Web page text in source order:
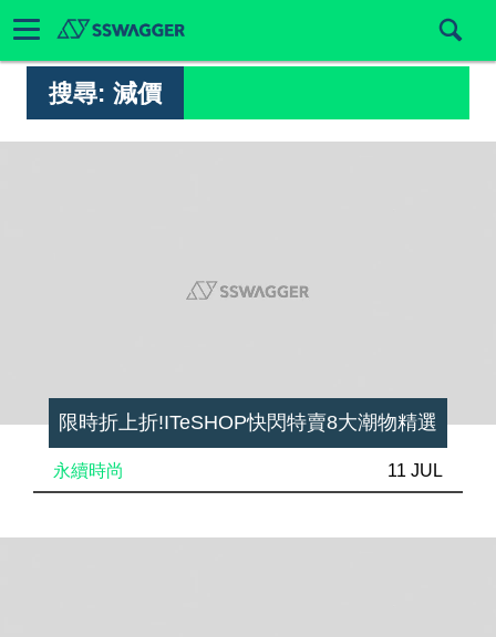
搜尋: 減價
限時折上折!ITeSHOP快閃特賣8大潮物精選
永續時尚 11 JUL